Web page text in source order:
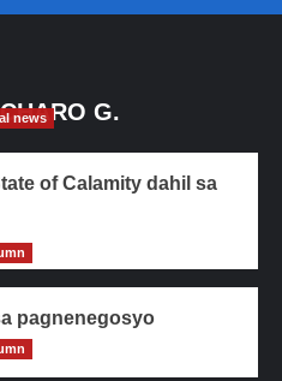
G.
news
of Calamity dahil sa
pagnenegosyo